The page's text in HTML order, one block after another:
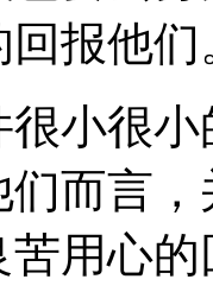
回报他们
很小很
而言
苦用心